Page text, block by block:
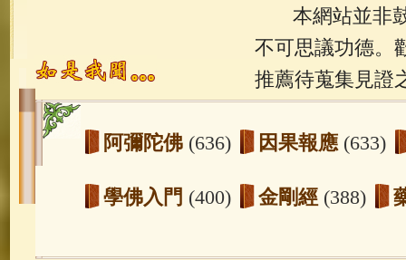
本網站並非鼓
不可思議功德。
推薦待蒐集見證
阿彌陀佛 (636) 因果報應 (633)
學佛入門 (400) 金剛經 (388)
玉曆寶鈔(236) 地藏經(225)